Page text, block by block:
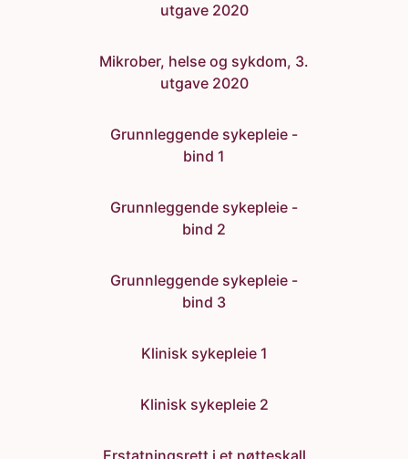
utgave 2020
Mikrober, helse og sykdom, 3.
utgave 2020
Grunnleggende sykepleie -
bind 1
Grunnleggende sykepleie -
bind 2
Grunnleggende sykepleie -
bind 3
Klinisk sykepleie 1
Klinisk sykepleie 2
Erstatningsrett i et nøtteskall